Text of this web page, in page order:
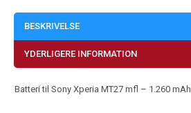
BESKRIVELSE
YDERLIGERE INFORMATION
Batteri til Sony Xperia MT27 mfl – 1.260 mAh